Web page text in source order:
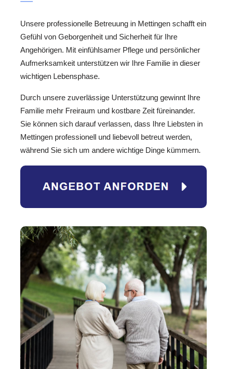
Unsere professionelle Betreuung in Mettingen schafft ein
Gefühl von Geborgenheit und Sicherheit für Ihre
Angehörigen. Mit einfühlsamer Pflege und persönlicher
Aufmerksamkeit unterstützen wir Ihre Familie in dieser
wichtigen Lebensphase.
Durch unsere zuverlässige Unterstützung gewinnt Ihre
Familie mehr Freiraum und kostbare Zeit füreinander.
Sie können sich darauf verlassen, dass Ihre Liebsten in
Mettingen professionell und liebevoll betreut werden,
während Sie sich um andere wichtige Dinge kümmern.